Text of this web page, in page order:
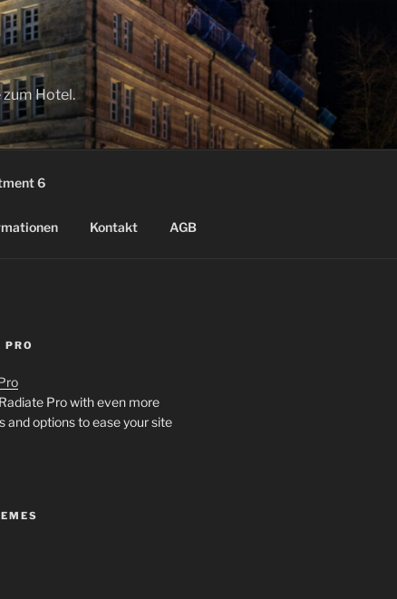
zum Hotel.
6
Kontakt AGB
Pro with even more
and options to ease your site